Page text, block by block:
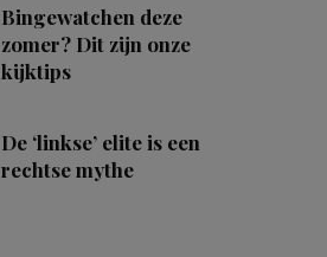
Bingewatchen deze
zomer? Dit zijn onze
kijktips
De ‘linkse’ elite is een
rechtse mythe